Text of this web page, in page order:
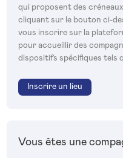
qui proposent des
cliquant sur le bouton ci-
vous inscrire sur la
pour accueillir des
dispositifs spécifiques tels
Inscrire un lieu
Vous êtes une